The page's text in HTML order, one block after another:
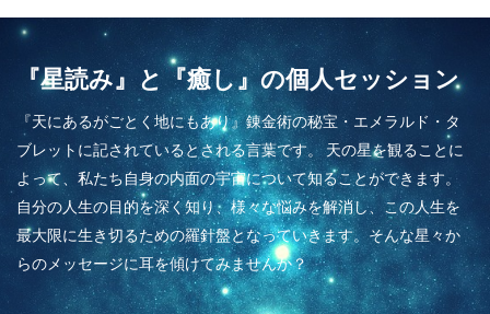
『星読み』と『癒し』の個人セッション
『天にあるがごとく地にもあり』錬金術の秘宝・エメラルド・タ
ブレットに記されているとされる言葉です。 天の星を観ることに
よって、私たち自身の内面の宇宙について知ることができます。
自分の人生の目的を深く知り、様々な悩みを解消し、この人生を
最大限に生き切るための羅針盤となっていきます。そんな星々か
らのメッセージに耳を傾けてみませんか？